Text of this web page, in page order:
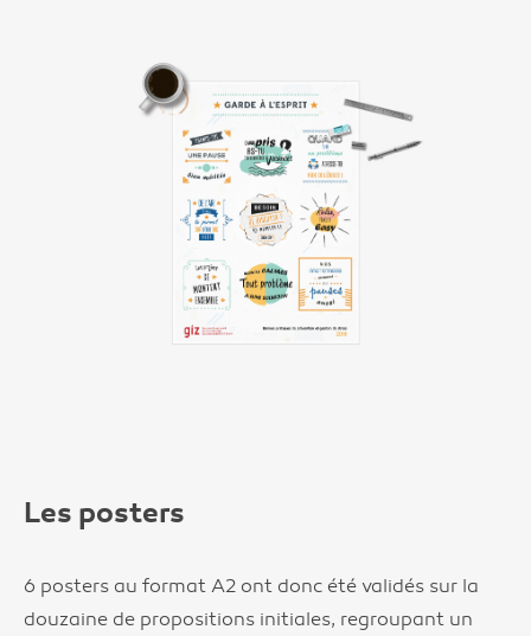
Les posters
6 posters au format A2 ont donc été validés sur la
douzaine de propositions initiales, regroupant un